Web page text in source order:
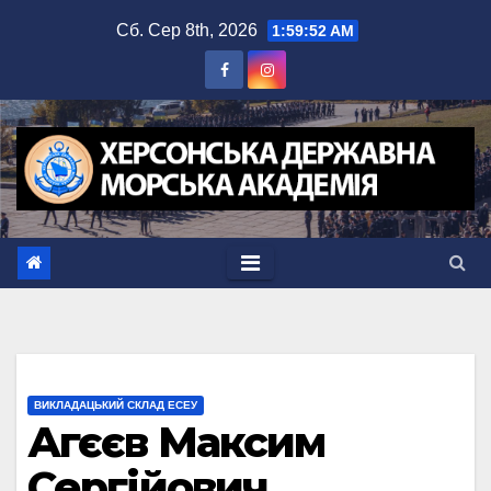
Сб. Сер 8th, 2026 1:59:52 AM
ВИКЛАДАЦЬКИЙ СКЛАД ЕСЕУ
Агєєв Максим